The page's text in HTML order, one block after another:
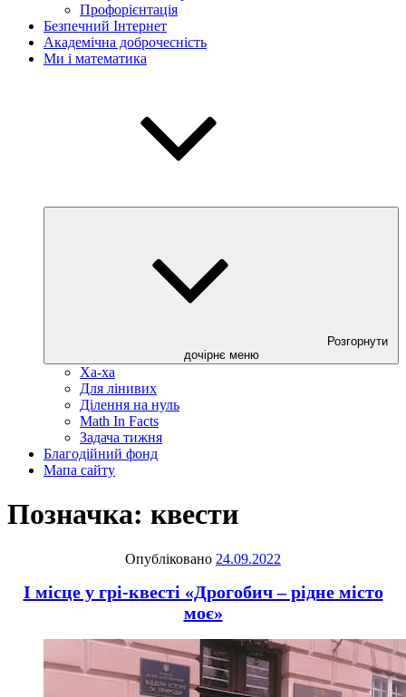
Профорієнтація
Безпечний Інтернет
Академічна доброчесність
Ми і математика
Розгорнути
дочірнє меню
Ха-ха
Для лінивих
Ділення на нуль
Math In Facts
Задача тижня
Благодійний фонд
Мапа сайту
Позначка: квести
Опубліковано 24.09.2022
І місце у грі-квесті «Дрогобич – рідне місто
моє»